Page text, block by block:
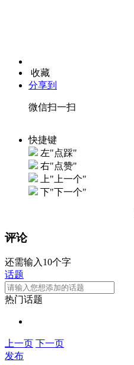
收藏
分享到
微信扫一扫
快捷键
左"点踩"
右"点赞"
上"上一个"
下"下一个"
评论
还需输入10个字
话题
热门话题
上一页 下一页
发布